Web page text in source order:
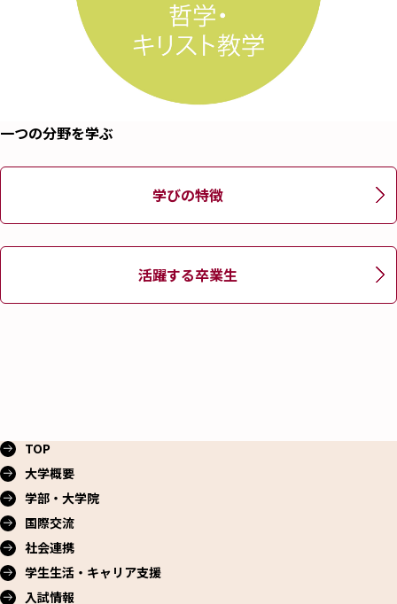
一つの分野を学ぶ
学びの特徴
活躍する卒業生
TOP
大学概要
学部・大学院
国際交流
社会連携
学生生活・ キャリア支援
入試情報